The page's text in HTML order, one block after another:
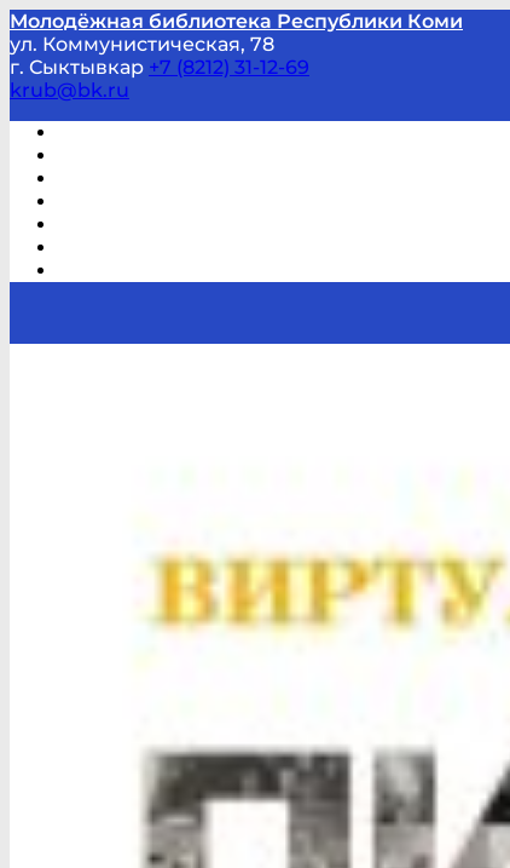
Молодёжная библиотека Республики Коми
ул. Коммунистическая, 78
г. Сыктывкар +7 (8212) 31-12-69
krub@bk.ru